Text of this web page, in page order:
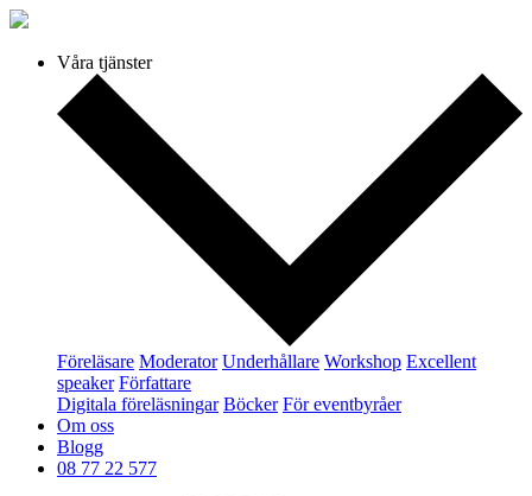
Våra tjänster
Föreläsare Moderator Underhållare Workshop Excellent
speaker Författare
Digitala föreläsningar Böcker För eventbyråer
Om oss
Blogg
08 77 22 577